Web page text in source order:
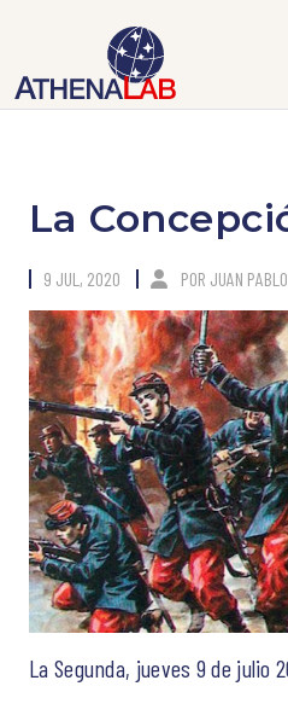
La
9 JUL, 2020 POR JUAN
La Segunda, jueves 9 de julio